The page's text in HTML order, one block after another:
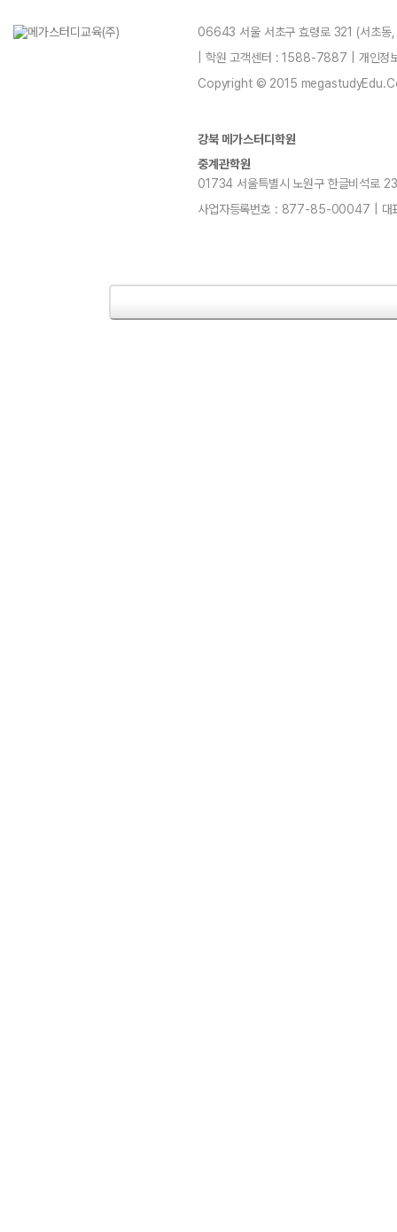
06643 서울 서초구 효령로 321 (서초
| 학원 고객센터 : 1588-7887 | 개인
Copyright © 2015
강북 메가스터디학원
중계관학원
01734 서울특별시 노원구 한글비석
사업자등록번호 : 877-85-00047 | 대